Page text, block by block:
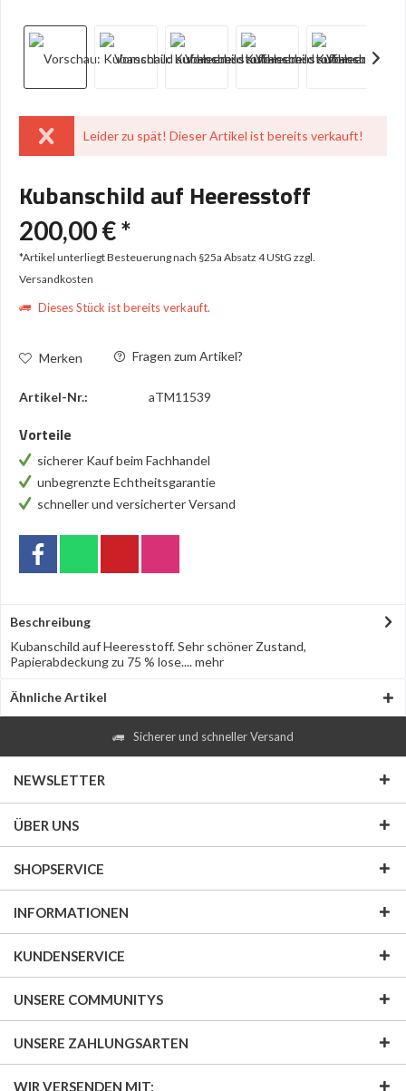
Leider zu spät! Dieser Artikel ist bereits verkauft!
Kubanschild auf Heeresstoff
200,00 € *
*Artikel unterliegt Besteuerung nach §25a Absatz 4 UStG zzgl.
Versandkosten
Dieses Stück ist bereits verkauft.
Merken Fragen zum Artikel?
Artikel-Nr.: aTM11539
Vorteile
sicherer Kauf beim Fachhandel
unbegrenzte Echtheitsgarantie
schneller und versicherter Versand
Beschreibung
Kubanschild auf Heeresstoff. Sehr schöner Zustand,
Papierabdeckung zu 75 % lose....mehr
Ähnliche Artikel
Sicherer und schneller Versand
NEWSLETTER
ÜBER UNS
SHOPSERVICE
INFORMATIONEN
KUNDENSERVICE
UNSERE COMMUNITYS
UNSERE ZAHLUNGSARTEN
WIR VERSENDEN MIT: